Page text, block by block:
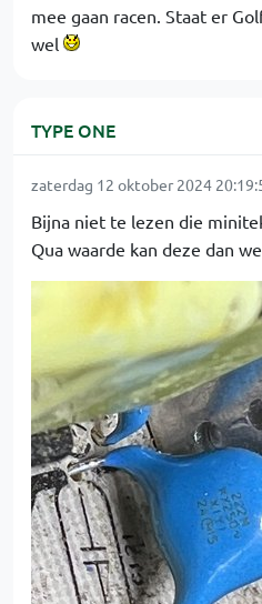
mee gaan racen. Staat er
wel
TYPE ONE
zaterdag 12 oktober 2024
Bijna niet te lezen die
Qua waarde kan deze dan